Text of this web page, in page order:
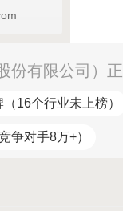
份有限公司）
（16个行业未上榜）
争对手8万+）